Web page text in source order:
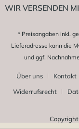
WIR VERSENDEN
* Preisangaben inkl.
Lieferadresse kann die
und ggf.
Über uns Kontakt
Widerrufsrecht
Copyright